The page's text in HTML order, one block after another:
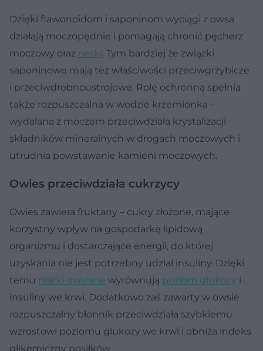
Dzięki flawonoidom i saponinom wyciągi z owsa
działają moczopędnie i pomagają chronić pęcherz
moczowy oraz nerki. Tym bardziej że związki
saponinowe mają też właściwości przeciwgrzybicze
i przeciwdrobnoustrojowe. Rolę ochronną spełnia
także rozpuszczalna w wodzie krzemionka –
wydalana z moczem przeciwdziała krystalizacji
składników mineralnych w drogach moczowych i
utrudnia powstawanie kamieni moczowych.
Owies przeciwdziała cukrzycy
Owies zawiera fruktany – cukry złożone, mające
korzystny wpływ na gospodarkę lipidową
organizmu i dostarczające energii, do której
uzyskania nie jest potrzebny udział insuliny. Dzięki
temu płatki owsiane wyrównują poziom glukozy i
insuliny we krwi. Dodatkowo zaś zawarty w owsie
rozpuszczalny błonnik przeciwdziała szybkiemu
wzrostowi poziomu glukozy we krwi i obniża indeks
glikemiczny posiłków.